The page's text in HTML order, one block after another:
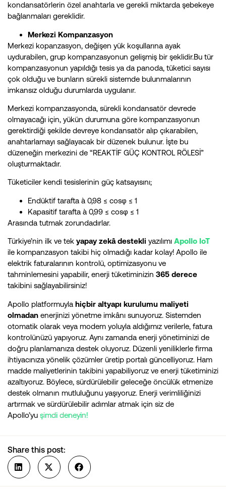
kondansatörlerin özel anahtarla ve gerekli miktarda şebekeye
bağlanmaları gereklidir.
Merkezi Kompanzasyon
Merkezi kopanzasyon, değişen yük koşullarına ayak
uydurabilen, grup kompanzasyonun gelişmiş bir şeklidir.Bu tür
kompanzasyonun yapıldığı tesis ya da panoda, tüketici sayısı
çok olduğu ve bunların sürekli sistemde bulunmalarının
imkansız olduğu durumlarda uygulanır.
Merkezi kompanzasyonda, sürekli kondansatör devrede
olmayacağı için, yükün durumuna göre kompanzasyonun
gerektirdiği şekilde devreye kondansatör alıp çıkarabilen,
anahtarlamayı sağlayacak bir düzenek bulunur. İşte bu
düzeneğin merkezini de “REAKTİF GÜÇ KONTROL RÖLESİ”
oluşturmaktadır.
Tüketiciler kendi tesislerinin güç katsayısını;
Endüktif tarafta à 0,98 ≤ cosφ ≤ 1
Kapasitif tarafta à 0,99 ≤ cosφ ≤ 1
Arasında tutmak zorundadırlar.
Türkiye’nin ilk ve tek yapay zekâ destekli yazılımı Apollo IoT
ile kompanzasyon takibi hiç olmadığı kadar kolay! Apollo ile
elektrik faturalarının kontrolü, optimizasyonu ve
tahminlemesini yapabilir, enerji tüketiminizin 365 derece
takibini sağlayabilirsiniz!
Apollo platformuyla hiçbir altyapı kurulumu maliyeti
olmadan enerjinizi yönetme imkânı sunuyoruz. Sistemden
otomatik olarak veya modem yoluyla aldığımız verilerle, fatura
kontrolünüzü yapıyoruz. Aynı zamanda enerji yönetiminizi de
doğru planlamanıza destek oluyoruz. Düzenli yeniliklerle firma
ihtiyacınıza yönelik çözümler üretip portalı güncelliyoruz. Ham
madde maliyetlerinin takibini yapabiliyoruz ve enerji tüketiminizi
azaltıyoruz. Böylece, sürdürülebilir geleceğe öncülük etmenize
destek olmanın mutluluğunu yaşıyoruz. Enerji verimliliğinizi
artırmak ve sürdürülebilir adımlar atmak için siz de
Apollo’yu şimdi deneyin!
Share this post: